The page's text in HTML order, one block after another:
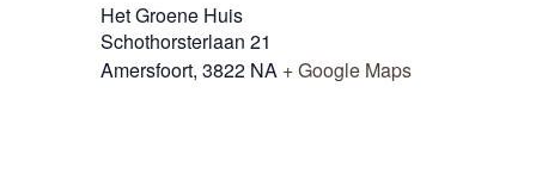
Het Groene Huis
Schothorsterlaan 21
Amersfoort, 3822 NA + Google Maps